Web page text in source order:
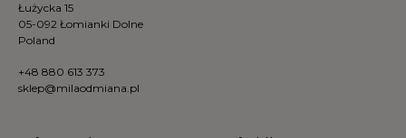
Łużycka 15
05-092 Łomianki Dolne
Poland
+48 880 613 373
sklep@milaodmiana.pl